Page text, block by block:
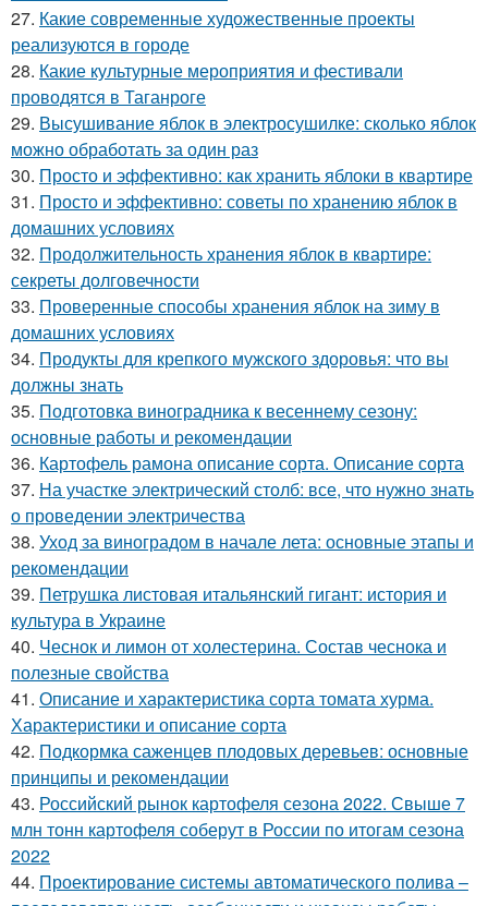
27. Какие современные художественные проекты
реализуются в городе
28. Какие культурные мероприятия и фестивали
проводятся в Таганроге
29. Высушивание яблок в электросушилке: сколько яблок
можно обработать за один раз
30. Просто и эффективно: как хранить яблоки в квартире
31. Просто и эффективно: советы по хранению яблок в
домашних условиях
32. Продолжительность хранения яблок в квартире:
секреты долговечности
33. Проверенные способы хранения яблок на зиму в
домашних условиях
34. Продукты для крепкого мужского здоровья: что вы
должны знать
35. Подготовка виноградника к весеннему сезону:
основные работы и рекомендации
36. Картофель рамона описание сорта. Описание сорта
37. На участке электрический столб: все, что нужно знать
о проведении электричества
38. Уход за виноградом в начале лета: основные этапы и
рекомендации
39. Петрушка листовая итальянский гигант: история и
культура в Украине
40. Чеснок и лимон от холестерина. Состав чеснока и
полезные свойства
41. Описание и характеристика сорта томата хурма.
Характеристики и описание сорта
42. Подкормка саженцев плодовых деревьев: основные
принципы и рекомендации
43. Российский рынок картофеля сезона 2022. Свыше 7
млн тонн картофеля соберут в России по итогам сезона
2022
44. Проектирование системы автоматического полива –